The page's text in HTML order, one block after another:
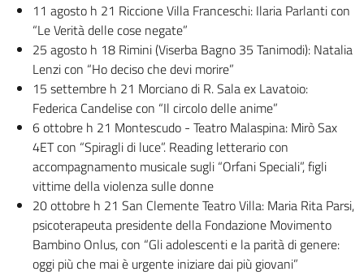
11 agosto h 21 Riccione Villa Franceschi: Ilaria Parlanti con
“Le Verità delle cose negate”
25 agosto h 18 Rimini (Viserba Bagno 35 Tanimodi): Natalia
Lenzi con “Ho deciso che devi morire”
15 settembre h 21 Morciano di R. Sala ex Lavatoio:
Federica Candelise con “Il circolo delle anime”
6 ottobre h 21 Montescudo - Teatro Malaspina: Mirò Sax
4ET con “Spiragli di luce”. Reading letterario con
accompagnamento musicale sugli “Orfani Speciali”, figli
vittime della violenza sulle donne
20 ottobre h 21 San Clemente Teatro Villa: Maria Rita Parsi,
psicoterapeuta presidente della Fondazione Movimento
Bambino Onlus, con “Gli adolescenti e la parità di genere:
oggi più che mai è urgente iniziare dai più giovani”